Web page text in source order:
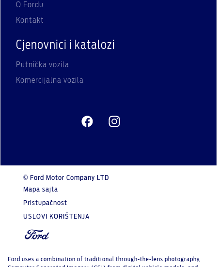
O Fordu
Kontakt
Cjenovnici i katalozi
Putnička vozila
Komercijalna vozila
© Ford Motor Company LTD
Mapa sajta
Pristupačnost
USLOVI KORIŠTENJA
Ford uses a combination of traditional through-the-lens photography,